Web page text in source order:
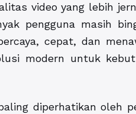
video yang lebih
pengguna masih
cepat, dan
modern untuk
diperhatikan oleh